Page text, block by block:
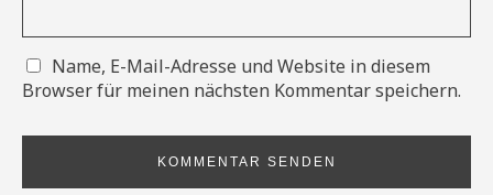
Name, E-Mail-Adresse und Website in diesem
Browser für meinen nächsten Kommentar speichern.